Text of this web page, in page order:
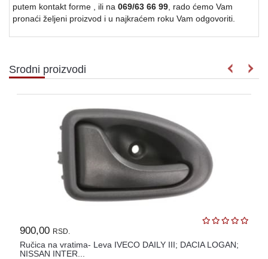
putem kontakt forme , ili na 069/63 66 99 , rado ćemo Vam
pronaći željeni proizvod i u najkraćem roku Vam odgovoriti.
Srodni proizvodi
900,00 RSD.
Ručica na vratima- Leva IVECO DAILY III; DACIA LOGAN;
NISSAN INTER...